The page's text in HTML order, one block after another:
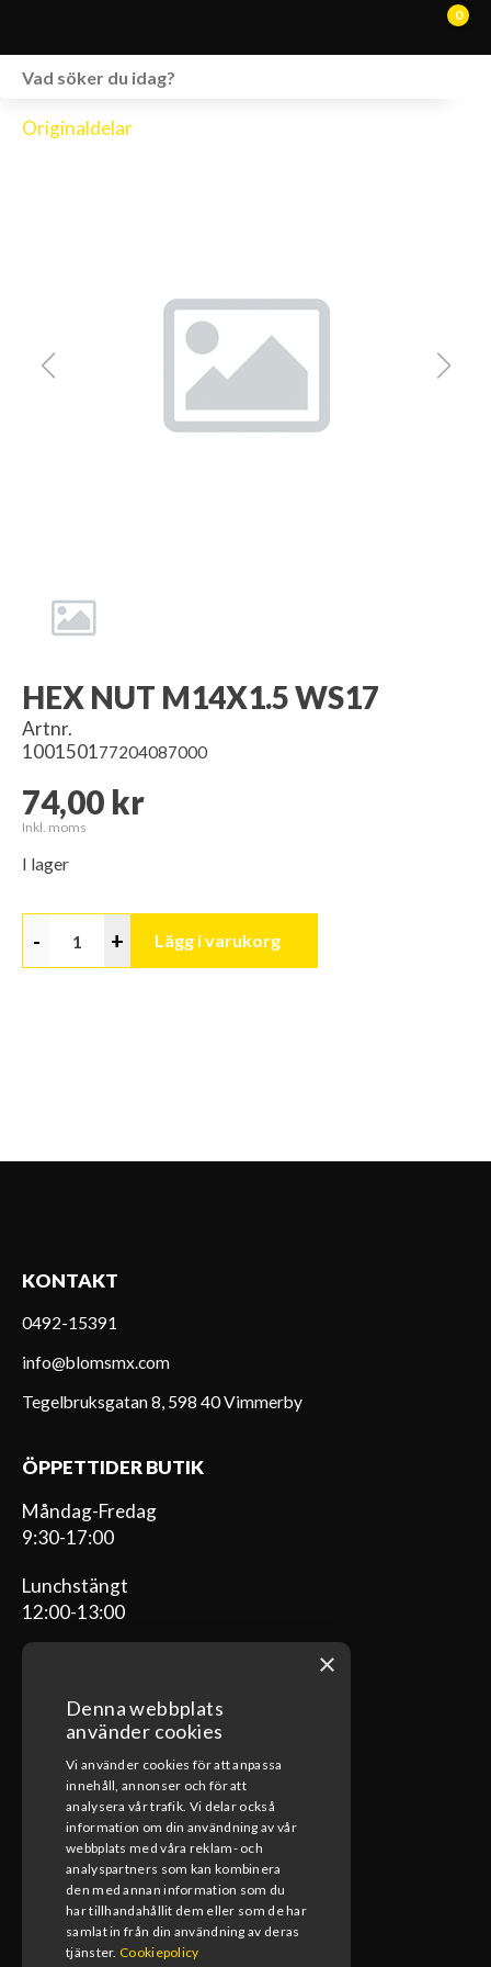
0
KONTAKT
Originaldelar
HEX NUT M14X1.5 WS17
Artnr.
100150177204087000
74,00 kr
Inkl. moms
I lager
- + Lägg i varukorg
KONTAKT
0492-15391
info@blomsmx.com
Tegelbruksgatan 8, 598 40 Vimmerby
ÖPPETTIDER BUTIK
Måndag-Fredag
9:30-17:00
Lunchstängt
12:00-13:00
ÖPPETTIDER VERKSTAD
Måndag-Fredag
08:00-17:00
Lunchstängt
12:00-13:00
×
Denna webbplats
använder cookies
Vi använder cookies för att anpassa
innehåll, annonser och för att
analysera vår trafik. Vi delar också
information om din användning av vår
webbplats med våra reklam- och
analyspartners som kan kombinera
den med annan information som du
har tillhandahållit dem eller som de har
samlat in från din användning av deras
tjänster. Cookiepolicy